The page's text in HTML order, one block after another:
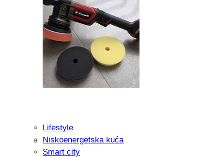
Isprobali smo: Thermostar
Lifestyle
Niskoenergetska kuća
Smart city